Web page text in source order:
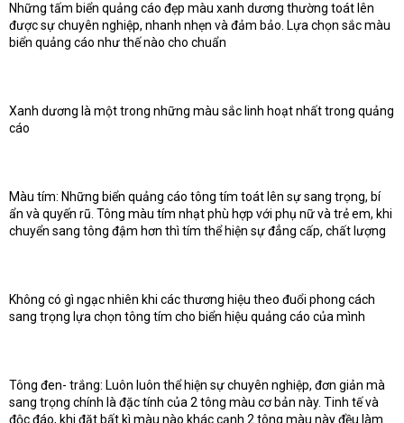
Những tấm biển quảng cáo đẹp màu xanh dương thường toát lên
được sự chuyên nghiệp, nhanh nhẹn và đảm bảo. Lựa chọn sắc màu
biển quảng cáo như thế nào cho chuẩn
Xanh dương là một trong những màu sắc linh hoạt nhất trong quảng
cáo
Màu tím: Những biển quảng cáo tông tím toát lên sự sang trọng, bí
ẩn và quyến rũ. Tông màu tím nhạt phù hợp với phụ nữ và trẻ em, khi
chuyển sang tông đậm hơn thì tím thể hiện sự đẳng cấp, chất lượng
Không có gì ngạc nhiên khi các thương hiệu theo đuổi phong cách
sang trọng lựa chọn tông tím cho biển hiệu quảng cáo của mình
Tông đen- trắng: Luôn luôn thể hiện sự chuyên nghiệp, đơn giản mà
sang trọng chính là đặc tính của 2 tông màu cơ bản này. Tinh tế và
độc đáo, khi đặt bất kì màu nào khác cạnh 2 tông màu này đều làm